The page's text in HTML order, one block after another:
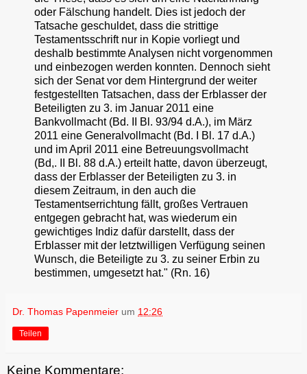
oder Fälschung handelt. Dies ist jedoch der
Tatsache geschuldet, dass die strittige
Testamentsschrift nur in Kopie vorliegt und
deshalb bestimmte Analysen nicht vorgenommen
und einbezogen werden konnten. Dennoch sieht
sich der Senat vor dem Hintergrund der weiter
festgestellten Tatsachen, dass der Erblasser der
Beteiligten zu 3. im Januar 2011 eine
Bankvollmacht (Bd. II Bl. 93/94 d.A.), im März
2011 eine Generalvollmacht (Bd. I Bl. 17 d.A.)
und im April 2011 eine Betreuungsvollmacht
(Bd,. II Bl. 88 d.A.) erteilt hatte, davon überzeugt,
dass der Erblasser der Beteiligten zu 3. in
diesem Zeitraum, in den auch die
Testamentserrichtung fällt, großes Vertrauen
entgegen gebracht hat, was wiederum ein
gewichtiges Indiz dafür darstellt, dass der
Erblasser mit der letztwilligen Verfügung seinen
Wunsch, die Beteiligte zu 3. zu seiner Erbin zu
bestimmen, umgesetzt hat." (Rn. 16)
Dr. Thomas Papenmeier um 12:26
Teilen
Keine Kommentare: